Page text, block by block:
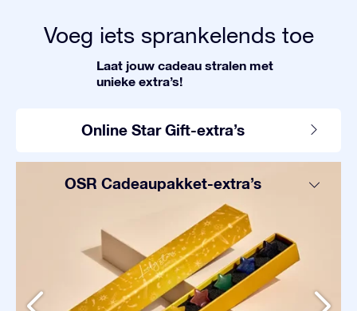
Voeg iets sprankelends toe
Laat jouw cadeau stralen met
unieke extra’s!
Online Star Gift-extra’s
OSR Cadeaupakket-extra’s